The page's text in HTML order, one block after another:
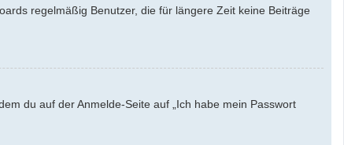
regelmäßig Benutzer, die für längere Zeit keine Beiträge
du auf der Anmelde-Seite auf „Ich habe mein Passwort